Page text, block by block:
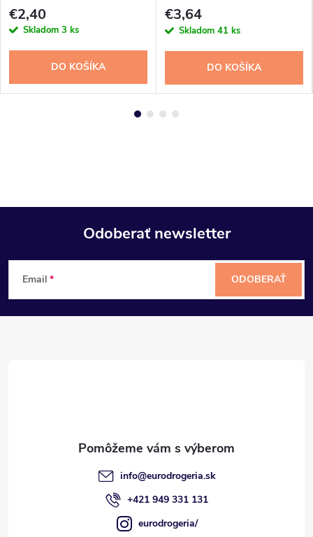
€2,40
Skladom 3 ks
DO KOŠÍKA
€3,64
Skladom 41 ks
DO KOŠÍKA
Z
á
Odoberať newsletter
Email ODOBERAŤ
info@eurodrogeria.sk
+421 949 331 131
eurodrogeria/